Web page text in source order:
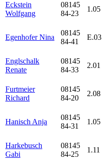
Eckstein
Wolfgang
08145
84-23
1.05
Egenhofer Nina
08145
84-41
E.03
Englschalk
Renate
08145
84-33
2.01
Furtmeier
Richard
08145
84-20
2.08
Hanisch Anja
08145
84-31
1.05
Harkebusch
Gabi
08145
84-25
1.11